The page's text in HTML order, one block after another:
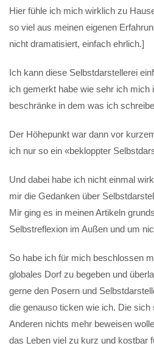
Hier fühle ich mich wirklich zu
so viel aus meinen eigenen
nicht dramatisiert, einfach ehrlich.]
Ich kann diese Selbstdarstellerei
ich gemerkt habe wie sehr ich mich
beschränke in dem was ich
Der Höhepunkt war dann vor
ich nur so ein «bekloppter
Und dabei habe ich nicht einmal
mir die Gedanken über
Mir ging es in meinen Artikeln
Selbstreflexion im Außen und um
So habe ich für mich beschlossen
globales Dorf zu begeben und
gerne den Posern und
die genauso ticken wie ich. Die sich
Anderen nichts mehr beweisen
das Leben viel zu kurz und kostbar